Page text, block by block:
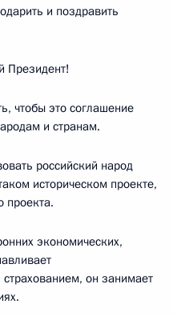
и поздравить
Президент!
чтобы это соглашение
и странам.
российский народ
историческом проекте,
проекта.
экономических,
он занимает